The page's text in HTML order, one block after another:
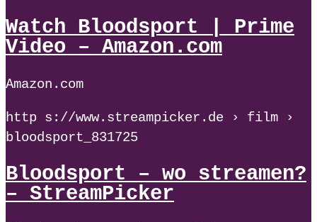
Watch Bloodsport | Prime
Video – Amazon.com
Amazon.com
http s://www.streampicker.de › film ›
bloodsport_831725
Bloodsport – wo streamen?
– StreamPicker